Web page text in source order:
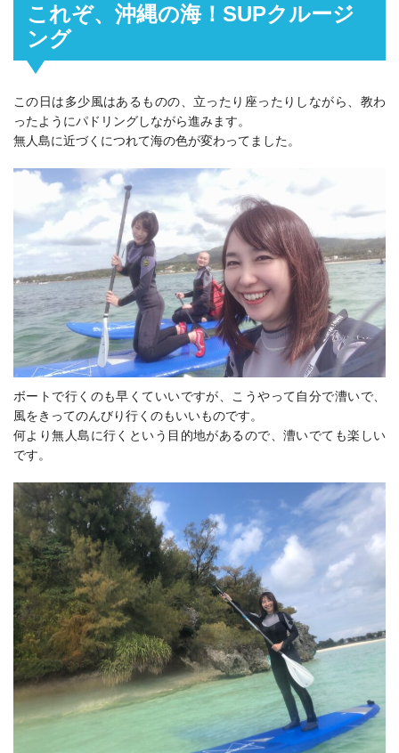
これぞ、沖縄の海！SUPクルージ
ング
この日は多少風はあるものの、立ったり座ったりしながら、教わ
ったようにパドリングしながら進みます。
無人島に近づくにつれて海の色が変わってました。
ボートで行くのも早くていいですが、こうやって自分で漕いで、
風をきってのんびり行くのもいいものです。
何より無人島に行くという目的地があるので、漕いでても楽しい
です。